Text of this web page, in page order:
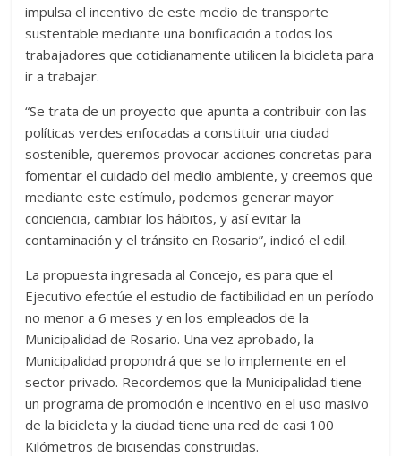
impulsa el incentivo de este medio de transporte
sustentable mediante una bonificación a todos los
trabajadores que cotidianamente utilicen la bicicleta para
ir a trabajar.
“Se trata de un proyecto que apunta a contribuir con las
políticas verdes enfocadas a constituir una ciudad
sostenible, queremos provocar acciones concretas para
fomentar el cuidado del medio ambiente, y creemos que
mediante este estímulo, podemos generar mayor
conciencia, cambiar los hábitos, y así evitar la
contaminación y el tránsito en Rosario”, indicó el edil.
La propuesta ingresada al Concejo, es para que el
Ejecutivo efectúe el estudio de factibilidad en un período
no menor a 6 meses y en los empleados de la
Municipalidad de Rosario. Una vez aprobado, la
Municipalidad propondrá que se lo implemente en el
sector privado. Recordemos que la Municipalidad tiene
un programa de promoción e incentivo en el uso masivo
de la bicicleta y la ciudad tiene una red de casi 100
Kilómetros de bicisendas construidas.